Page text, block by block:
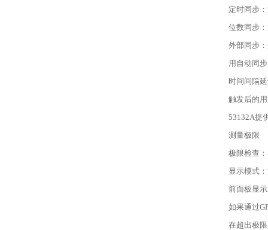
定时同步
位数同步
外部同步
用自动同
时间间隔
触发后的
53132A提
测量极限
极限检查
显示模式
前面板显
如果通过
在超出极